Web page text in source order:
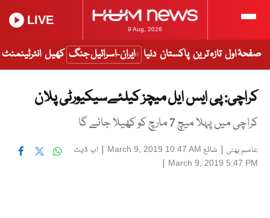
9 Aug, 2026
LIVE
صفحۂ اول تازہ ترین پاکستان دنیا ایران-اسرائیل جنگ کھیل انٹرٹینمنٹ
کراچی: پی ایس ایل میچز کیلئےسیکیورٹی پلان
کراچی میں پہلا میچ 7 مارچ کو کھیلا جائے گا
عاصم بھٹی | شائع March 9, 2019 10:47 AM
| اپ ڈیٹ
March 9, 2019 5:47 PM
|